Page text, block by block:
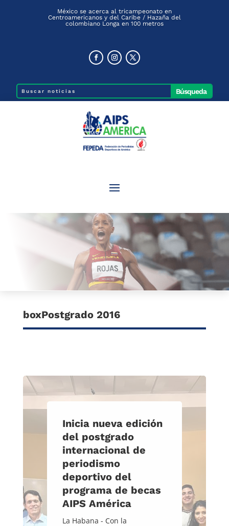
México se acerca al tricampeonato en
Centroamericanos y del Caribe / Hazaña del
colombiano Longa en 100 metros
boxPostgrado 2016
Inicia nueva edición
del postgrado
internacional de
periodismo
deportivo del
programa de becas
AIPS América
La Habana - Con la